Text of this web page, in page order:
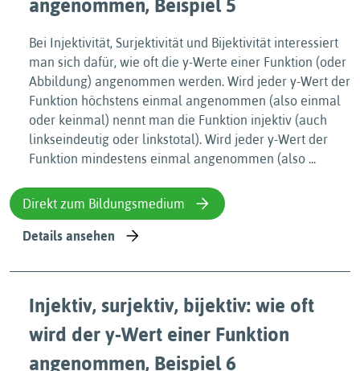
angenommen, Beispiel 5
Bei Injektivität, Surjektivität und Bijektivität interessiert
man sich dafür, wie oft die y-Werte einer Funktion (oder
Abbildung) angenommen werden. Wird jeder y-Wert der
Funktion höchstens einmal angenommen (also einmal
oder keinmal) nennt man die Funktion injektiv (auch
linkseindeutig oder linkstotal). Wird jeder y-Wert der
Funktion mindestens einmal angenommen (also ...
Direkt zum Bildungsmedium
Details ansehen
Injektiv, surjektiv, bijektiv: wie oft
wird der y-Wert einer Funktion
angenommen, Beispiel 6